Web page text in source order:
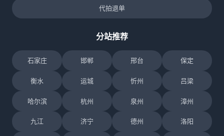
代拍退单
分站推荐
石家庄 邯郸 邢台 保定
衡水 运城 忻州 吕梁
哈尔滨 杭州 泉州 漳州
九江 济宁 德州 洛阳